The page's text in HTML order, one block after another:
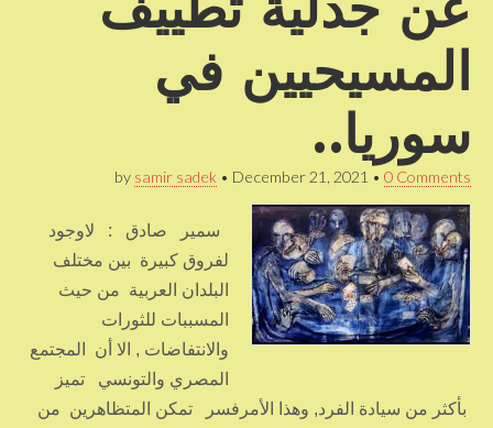
المسيحيين في
سوريا..
by samir sadek • December 21, 2021 • 0 Comments
سمير صادق : لاوجود
لفروق كبيرة بين مختلف
البلدان العربية من حيث
المسببات للثورات
والانتفاضات , الا أن المجتمع
المصري والتونسي تميز
بأكثر من سيادة الفرد, وهذا الأمرفسر تمكن المتظاهرين من